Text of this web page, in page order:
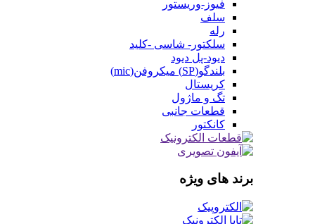
فیوز-وریستور
سلف
رله
سلکتور- شاسی -کلید
دیود-پل دیود
بلندگو(SP) میکروفن(mic)
کریستال
تگ و ماژول
قطعات جانبی
کانکتور
برند های ویژه